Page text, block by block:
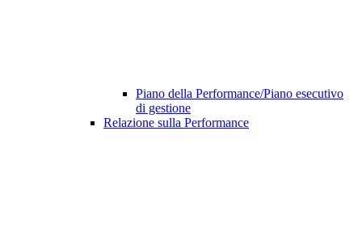
Piano della Performance/Piano esecutivo
di gestione
Relazione sulla Performance